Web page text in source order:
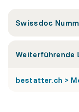
Swissdoc
Weiterführende
bestatter.ch >